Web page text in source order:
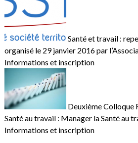
Santé et travail :
organisé le 29 janvier 2016 par
Informations et inscription
Deuxième Colloque
Santé au travail : Manager la Santé au
Informations et inscription